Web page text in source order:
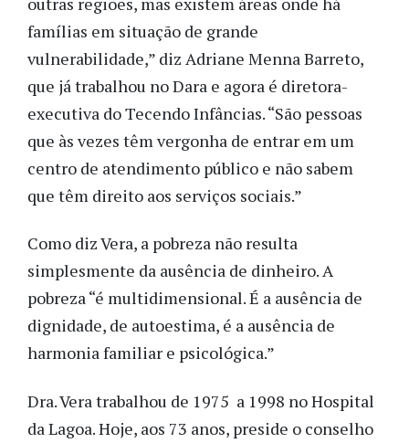
famílias em situação de grande
vulnerabilidade,” diz Adriane Menna Barreto,
que já trabalhou no Dara e agora é diretora-
executiva do Tecendo Infâncias. “São pessoas
que às vezes têm vergonha de entrar em um
centro de atendimento público e não sabem
que têm direito aos serviços sociais.”
Como diz Vera, a pobreza não resulta
simplesmente da ausência de dinheiro. A
pobreza “é multidimensional. É a ausência de
dignidade, de autoestima, é a ausência de
harmonia familiar e psicológica.”
Dra. Vera trabalhou de 1975 a 1998 no Hospital
da Lagoa. Hoje, aos 73 anos, preside o conselho